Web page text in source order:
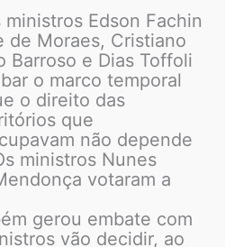
Edson Fachin
de Moraes, Cristiano
Barroso e Dias Toffoli
o marco temporal
o direito das
que
não depende
ministros Nunes
votaram a
gerou embate com
vão decidir, ao